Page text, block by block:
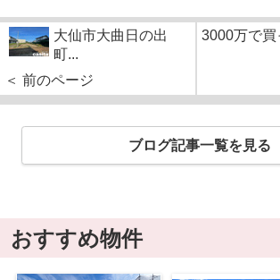
大仙市大曲日の出
町...
＜ 前のページ
3000万で買
ブログ記事一覧を見る
おすすめ物件